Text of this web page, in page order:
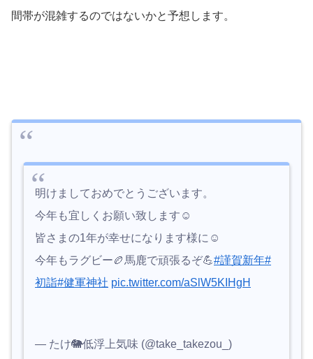
間帯が混雑するのではないかと予想します。
明けましておめでとうございます。
今年も宜しくお願い致します☺️
皆さまの1年が幸せになります様に☺️
今年もラグビー🏉馬鹿で頑張るぞ💪#謹賀新年#
初詣#健軍神社 pic.twitter.com/aSlW5KIHgH
— たけ🐘低浮上気味 (@take_takezou_)